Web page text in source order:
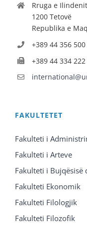
Rruga e
1200 Tetovë
Republika e
+389 44 356 500
+389 44 334 222
FAKULTETET
Fakulteti i
Fakulteti i Arteve
Fakulteti i Bujqësisë
Fakulteti Ekonomik
Fakulteti Filologjik
Fakulteti Filozofik